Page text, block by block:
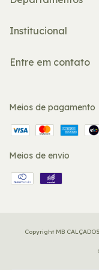
Institucional
Entre em contato
Meios de pagamento
Meios de envio
Copyright MB